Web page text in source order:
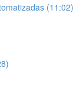
(11:02)